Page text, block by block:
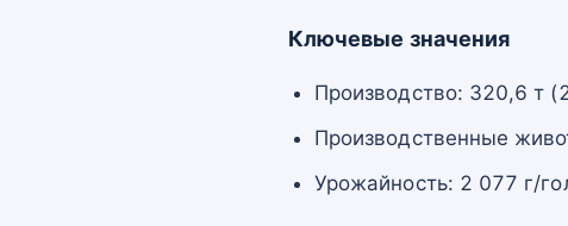
Ключевые значения
Производство: 320,6 т
Производственные
Урожайность: 2 077 г/